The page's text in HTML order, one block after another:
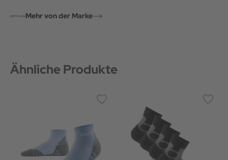
Mehr von der Marke
Ähnliche Produkte